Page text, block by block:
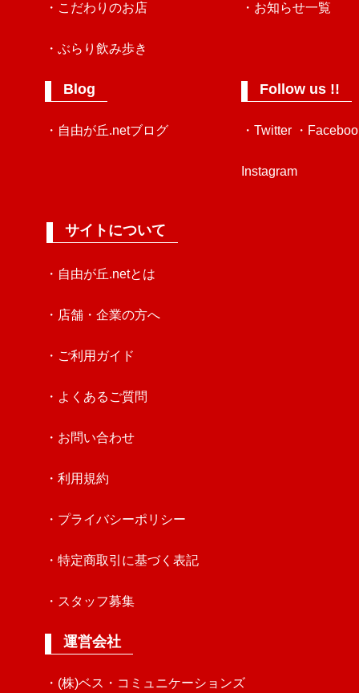
・こだわりのお店
・ぶらり飲み歩き
Blog
・自由が丘.netブログ
・お知らせ一覧
Follow us !!
・Twitter ・
Instagram
サイトについて
・自由が丘.netとは
・店舗・企業の方へ
・ご利用ガイド
・よくあるご質問
・お問い合わせ
・利用規約
・プライバシーポリシー
・特定商取引に基づく表記
・スタッフ募集
運営会社
・(株)ベス・コミュニケーションズ